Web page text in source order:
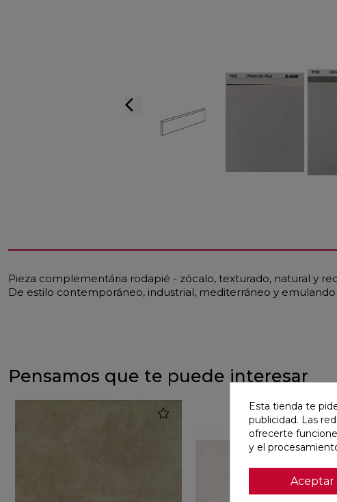
arrow_back_ios
Pieza complementária rodapié - zócalo, texturado, natural y
De estilo contemporáneo, industrial, mediterráneo y
Pensamos que te puede interesar
favorite
Esta tienda te
publicidad. Las
ofrecerte
y el
Aceptar